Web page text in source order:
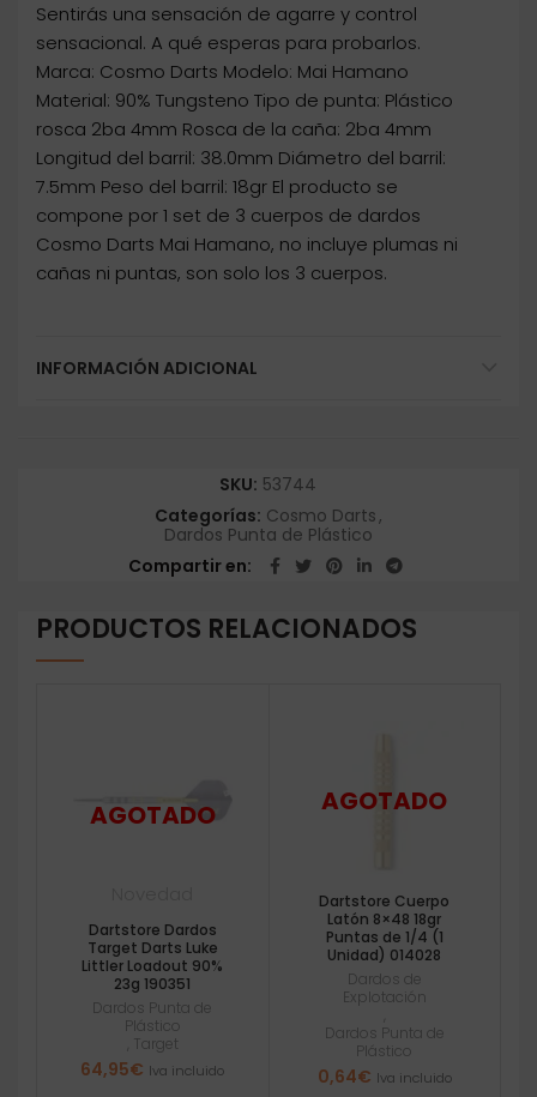
Sentirás una sensación de agarre y control
sensacional. A qué esperas para probarlos.
Marca: Cosmo Darts Modelo: Mai Hamano
Material: 90% Tungsteno Tipo de punta: Plástico
rosca 2ba 4mm Rosca de la caña: 2ba 4mm
Longitud del barril: 38.0mm Diámetro del barril:
7.5mm Peso del barril: 18gr El producto se
compone por 1 set de 3 cuerpos de dardos
Cosmo Darts Mai Hamano, no incluye plumas ni
cañas ni puntas, son solo los 3 cuerpos.
INFORMACIÓN ADICIONAL
SKU: 53744
Categorías: Cosmo Darts,
Dardos Punta de Plástico
Compartir en
PRODUCTOS RELACIONADOS
Dartstore Dardos
Target Darts Luke
Littler Loadout 90%
23g 190351
Dardos Punta de
Plástico
Target
64,95€ Iva incluido
Dartstore Cuerpo
Latón 8×48 18gr
Puntas de 1/4 (1
Unidad) 014028
Dardos de
Explotación
Dardos Punta de
Plástico
0,64€ Iva incluido